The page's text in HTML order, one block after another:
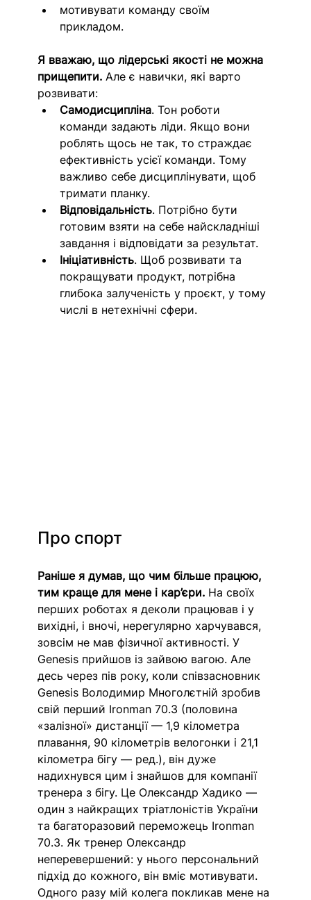
мотивувати команду своїм
прикладом.
Я вважаю, що лідерські якості не можна
прищепити. Але є навички, які варто
розвивати:
Самодисципліна. Тон роботи
команди задають ліди. Якщо вони
роблять щось не так, то страждає
ефективність усієї команди. Тому
важливо себе дисциплінувати, щоб
тримати планку.
Відповідальність. Потрібно бути
готовим взяти на себе найскладніші
завдання і відповідати за результат.
Ініціативність. Щоб розвивати та
покращувати продукт, потрібна
глибока залученість у проєкт, у тому
числі в нетехнічні сфери.
Про спорт
Раніше я думав, що чим більше працюю,
тим краще для мене і кар’єри. На своїх
перших роботах я деколи працював і у
вихідні, і вночі, нерегулярно харчувався,
зовсім не мав фізичної активності. У
Genesis прийшов із зайвою вагою. Але
десь через пів року, коли співзасновник
Genesis Володимир Многолєтній зробив
свій перший Ironman 70.3 (половина
«залізної» дистанції — 1,9 кілометра
плавання, 90 кілометрів велогонки і 21,1
кілометра бігу — ред.), він дуже
надихнувся цим і знайшов для компанії
тренера з бігу. Це Олександр Хадико —
один з найкращих тріатлоністів України
та багаторазовий переможець Ironman
70.3. Як тренер Олександр
неперевершений: у нього персональний
підхід до кожного, він вміє мотивувати.
Одного разу мій колега покликав мене на